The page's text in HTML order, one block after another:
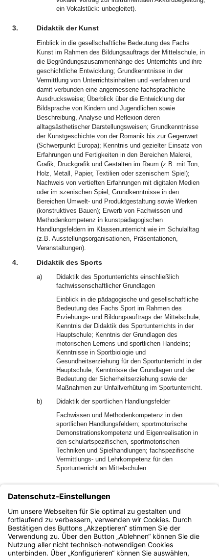
ein Vokalstück: unbegleitet).
3. Didaktik der Kunst
Einblick in die gesellschaftliche Bedeutung des Fachs
Kunst im Rahmen des Bildungsauftrags der Mittelschule, in
die Begründungszusammenhänge des Unterrichts und ihre
geschichtliche Entwicklung; Grundkenntnisse in der
Vermittlung von Unterrichtsinhalten und -verfahren und
damit verbunden eine angemessene fachsprachliche
Ausdrucksweise; Überblick über die Entwicklung der
Bildsprache von Kindern und Jugendlichen sowie
Beschreibung, Analyse und Reflexion deren
alltagsästhetischer Darstellungsweisen; Grundkenntnisse
der Kunstgeschichte von der Romanik bis zur Gegenwart
(Schwerpunkt Europa); Kenntnis und gezielter Einsatz von
Erfahrungen und Fertigkeiten in den Bereichen Malerei,
Grafik, Druckgrafik und Gestalten im Raum (z.B. mit Ton,
Holz, Metall, Papier, Textilien oder szenischem Spiel);
Nachweis von vertieften Erfahrungen mit digitalen Medien
oder im szenischen Spiel, Grundkenntnisse in den
Bereichen Umwelt- und Produktgestaltung sowie Werken
(konstruktives Bauen); Erwerb von Fachwissen und
Methodenkompetenz in kunstpädagogischen
Handlungsfeldern im Klassenunterricht wie im Schulalltag
(z.B. Ausstellungsorganisationen, Präsentationen,
Veranstaltungen).
4. Didaktik des Sports
a)
Didaktik des Sportunterrichts einschließlich
fachwissenschaftlicher Grundlagen
Einblick in die pädagogische und gesellschaftliche
Bedeutung des Fachs Sport im Rahmen des
Erziehungs- und Bildungsauftrags der Mittelschule;
Kenntnis der Didaktik des Sportunterrichts in der
Hauptschule; Kenntnis der Grundlagen des
motorischen Lernens und sportlichen Handelns;
Kenntnisse in Sportbiologie und
Gesundheitserziehung für den Sportunterricht in der
Hauptschule; Kenntnisse der Grundlagen und der
Bedeutung der Sicherheitserziehung sowie der
Maßnahmen zur Unfallverhütung im Sportunterricht.
b)
Didaktik der sportlichen Handlungsfelder
Fachwissen und Methodenkompetenz in den
sportlichen Handlungsfeldern; sportmotorische
Demonstrationskompetenz und Eigenrealisation in
den schulartspezifischen, sportmotorischen
Techniken und Spielhandlungen; fachspezifische
Vermittlungs- und Lehrkompetenz für den
Sportunterricht an Mittelschulen.
Kunst und Sport)
Die Kerncurricula richten sich nach den jeweiligen
Bestimmungen für die Unterrichtsfächer.
Bayern.de